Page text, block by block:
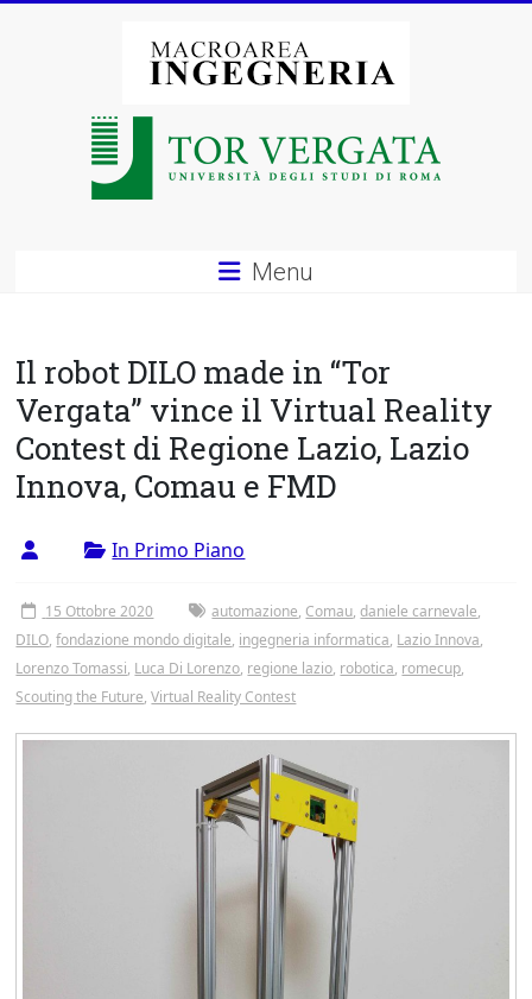
Macroarea
degli
Studi
di
Roma
Tor
Vergata
Menu
Il robot DILO made in “Tor
Vergata” vince il Virtual Reality
Contest di Regione Lazio, Lazio
Innova, Comau e FMD
In Primo Piano
15 Ottobre 2020 automazione, Comau,daniele carnevale,
DILO,fondazione mondo digitale, ingegneria informatica, Lazio Innova,
Lorenzo Tomassi, Luca Di Lorenzo, regione lazio, robotica, romecup,
Scouting the Future,Virtual Reality Contest